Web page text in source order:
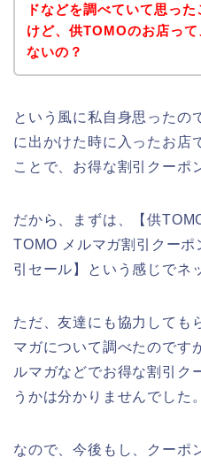
ドなどを調べていて思っ
けど、供TOMOのお店っ
ないの？
という風に私自身思ったの
に出かけた時に入ったお店
ことで、お得な割引クーポ
だから、まずは、【供
TOMO メルマガ割引クーポ
引セール】という感じでネ
ただ、友達にも協力しても
マガについて調べたのです
ルマガなどでお得な割引ク
うかは分かりませんでした。
なので、今後もし、クーポ